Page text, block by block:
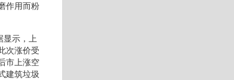
作用而粉
显示，上
次涨价受
市上涨空
建筑垃圾